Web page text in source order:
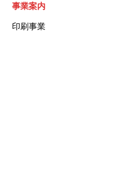
事業案内
印刷事業